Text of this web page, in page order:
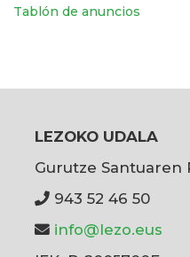
Tablón de anuncios
LEZOKO UDALA
Gurutze Santuaren
943 52 46 50
info@lezo.eus